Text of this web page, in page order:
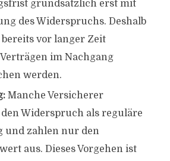
grundsätzlich erst mit
des Widerspruchs. Deshalb
vor langer Zeit
im Nachgang
werden.
Manche Versicherer
Widerspruch als reguläre
und zahlen nur den
aus. Dieses Vorgehen ist